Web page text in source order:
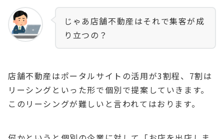
じゃあ店舗不動産はそれで集客が成
り立つの？
店舗不動産はポータルサイトの活用が3割程、7割は
リーシングといった形で個別で提案していきます。
このリーシングが難しいと言われてはおります。